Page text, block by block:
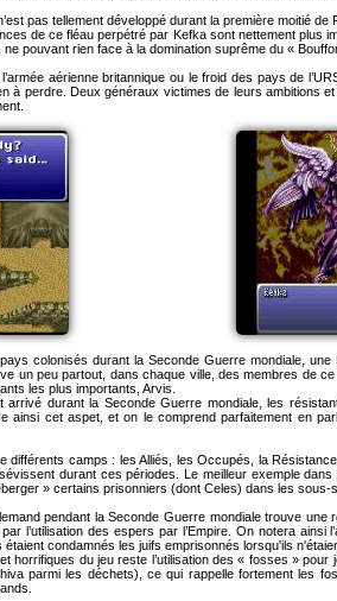
pas tellement développé durant la première moitié de
de ce fléau perpétré par Kefka sont nettement plus
pouvant rien face à la domination suprême du «
aérienne britannique ou le froid des pays de
à perdre. Deux généraux victimes de leurs ambitions
colonisés durant la Seconde Guerre mondiale,
un peu partout, dans chaque ville, des membres de
les plus importants, Arvis.
arrivé durant la Seconde Guerre mondiale, les
ainsi cet aspet, et on le comprend parfaitement en
différents camps : les Alliés, les Occupés, la
durant ces périodes. Le meilleur exemple
» certains prisonniers (dont Celes) dans les sous-
pendant la Seconde Guerre mondiale trouve
l’utilisation des espers par l’Empire. On notera ainsi
condamnés les juifs emprisonnés lorsqu'ils
horrifiques du jeu reste l’utilisation des « fosses »
parmi les déchets), ce qui rappelle fortement les